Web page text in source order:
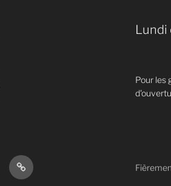
Lundi
Pour les